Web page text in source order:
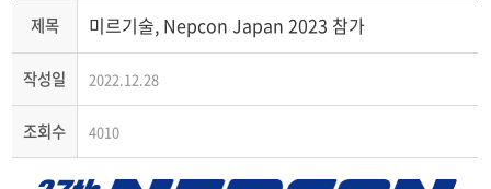
제목 미르기술, Nepcon Japan 2023 참가
작성일 2022.12.28
조회수 4010